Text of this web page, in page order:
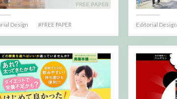
Design FREE PAPER Editorial Design